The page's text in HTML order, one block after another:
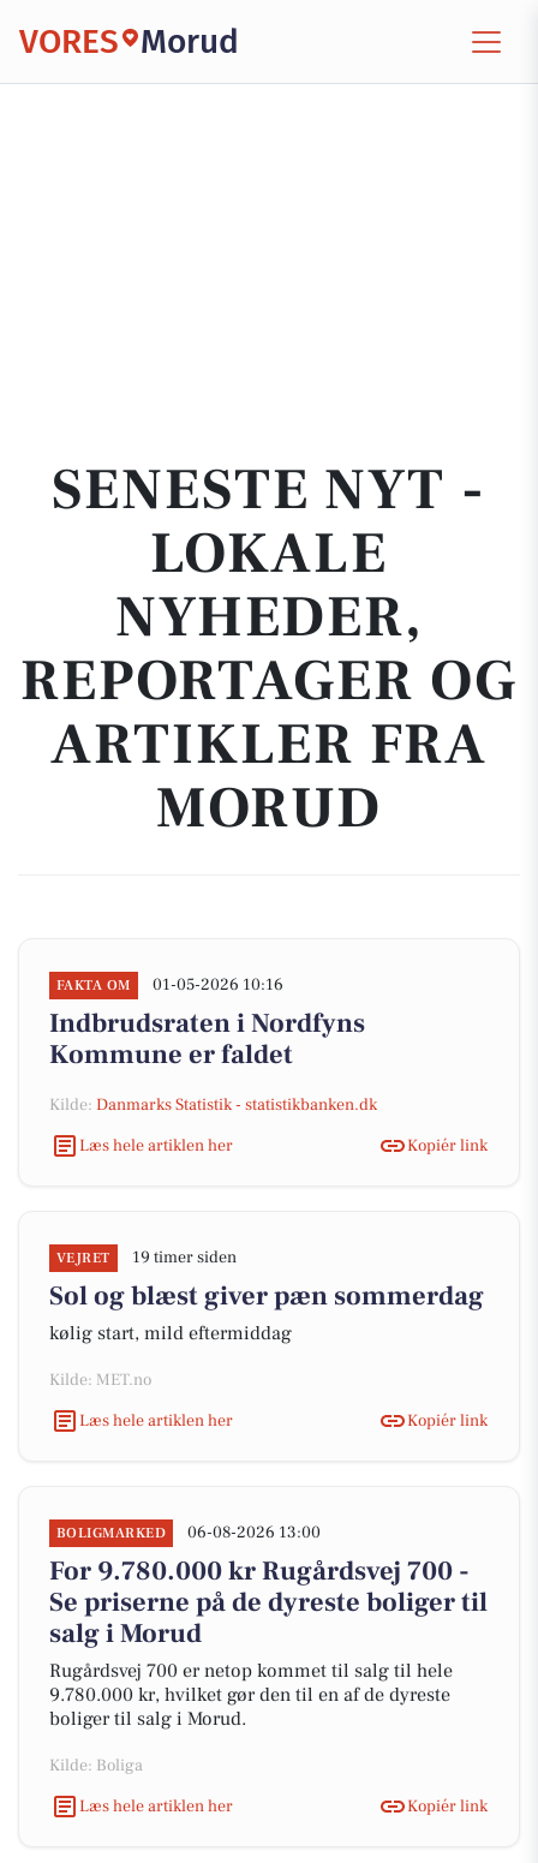
VORES Morud
SENESTE NYT -
LOKALE
NYHEDER,
REPORTAGER OG
ARTIKLER FRA
MORUD
FAKTA OM 01-05-2026 10:16
Indbrudsraten i Nordfyns
Kommune er faldet
Kilde: Danmarks Statistik - statistikbanken.dk
Læs hele artiklen her
Kopiér link
VEJRET 19 timer siden
Sol og blæst giver pæn sommerdag
kølig start, mild eftermiddag
Kilde: MET.no
Læs hele artiklen her
Kopiér link
BOLIGMARKED 06-08-2026 13:00
For 9.780.000 kr Rugårdsvej 700 -
Se priserne på de dyreste boliger til
salg i Morud
Rugårdsvej 700 er netop kommet til salg til hele
9.780.000 kr, hvilket gør den til en af de dyreste
boliger til salg i Morud.
Kilde: Boliga
Læs hele artiklen her
Kopiér link